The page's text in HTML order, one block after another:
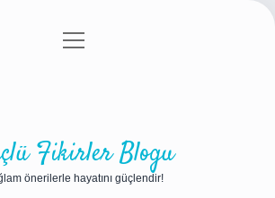
Gizlilik Politikası
menüyü
Fikirler Blogu
önerilerle hayatını güçlendir!